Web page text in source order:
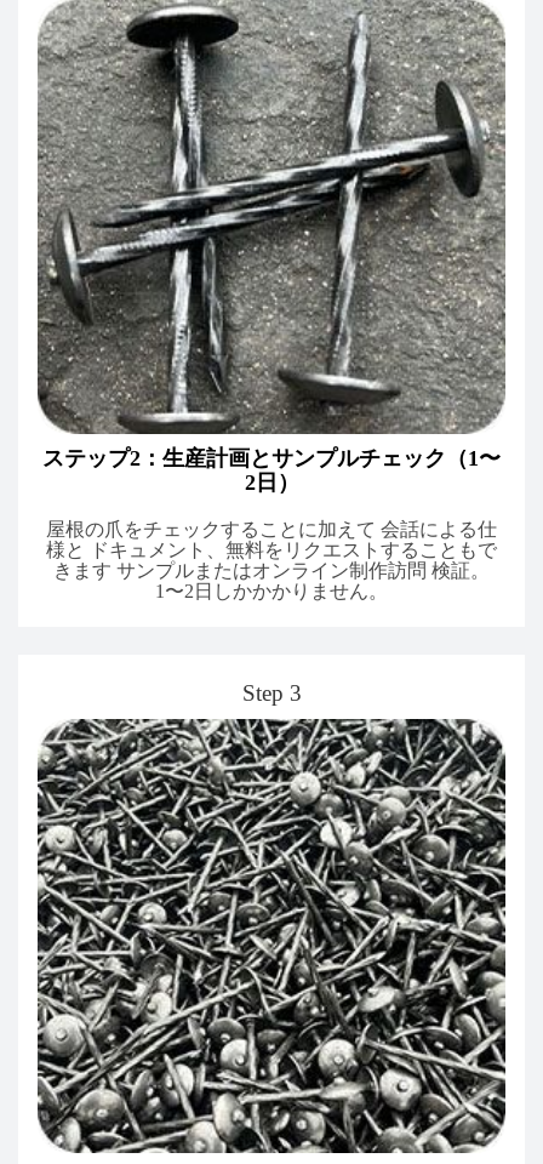
ステップ2：生産計画とサンプルチェック（1〜
2日）
屋根の爪をチェックすることに加えて 会話による仕
様と ドキュメント、無料をリクエストすることもで
きます サンプルまたはオンライン制作訪問 検証。
1〜2日しかかかりません。
Step 3